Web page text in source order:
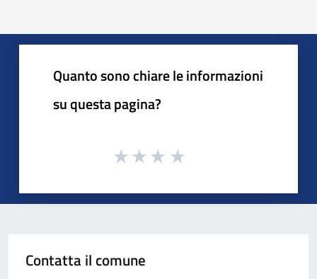
Quanto sono chiare le informazioni
su questa pagina?
Contatta il comune